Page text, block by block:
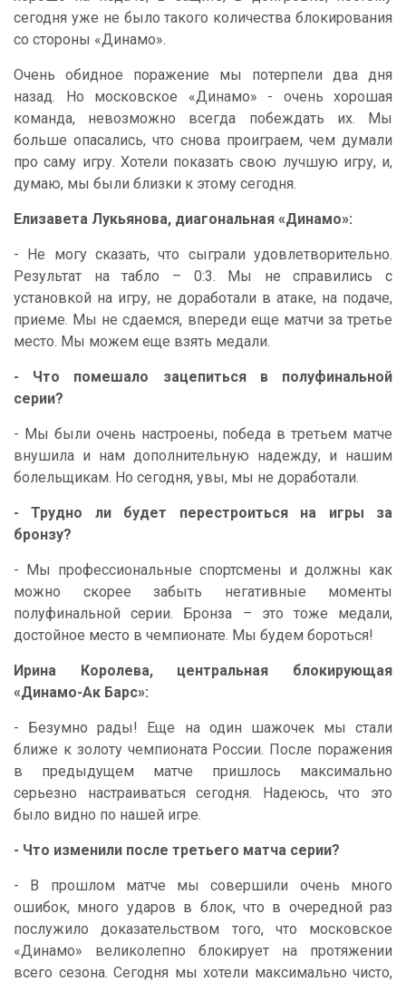
сегодня уже не было такого количества блокирования
со стороны «Динамо».
Очень обидное поражение мы потерпели два дня
назад. Но московское «Динамо» - очень хорошая
команда, невозможно всегда побеждать их. Мы
больше опасались, что снова проиграем, чем думали
про саму игру. Хотели показать свою лучшую игру, и,
думаю, мы были близки к этому сегодня.
Елизавета Лукьянова, диагональная «Динамо»:
- Не могу сказать, что сыграли удовлетворительно.
Результат на табло – 0:3. Мы не справились с
установкой на игру, не доработали в атаке, на подаче,
приеме. Мы не сдаемся, впереди еще матчи за третье
место. Мы можем еще взять медали.
- Что помешало зацепиться в полуфинальной
серии?
- Мы были очень настроены, победа в третьем матче
внушила и нам дополнительную надежду, и нашим
болельщикам. Но сегодня, увы, мы не доработали.
- Трудно ли будет перестроиться на игры за
бронзу?
- Мы профессиональные спортсмены и должны как
можно скорее забыть негативные моменты
полуфинальной серии. Бронза – это тоже медали,
достойное место в чемпионате. Мы будем бороться!
Ирина Королева, центральная блокирующая
«Динамо-Ак Барс»:
- Безумно рады! Еще на один шажочек мы стали
ближе к золоту чемпионата России. После поражения
в предыдущем матче пришлось максимально
серьезно настраиваться сегодня. Надеюсь, что это
было видно по нашей игре.
- Что изменили после третьего матча серии?
- В прошлом матче мы совершили очень много
ошибок, много ударов в блок, что в очередной раз
послужило доказательством того, что московское
«Динамо» великолепно блокирует на протяжении
всего сезона. Сегодня мы хотели максимально чисто,